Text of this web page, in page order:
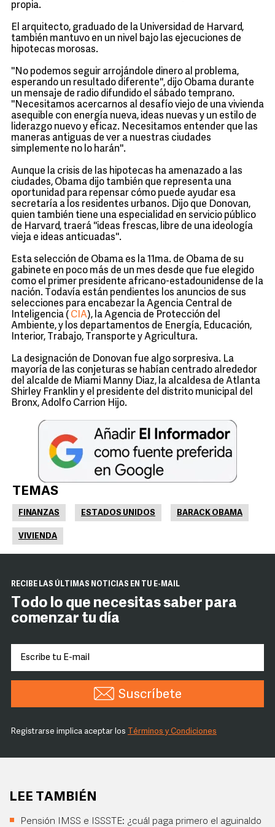
propia.
El arquitecto, graduado de la Universidad de Harvard,
también mantuvo en un nivel bajo las ejecuciones de
hipotecas morosas.
''No podemos seguir arrojándole dinero al problema,
esperando un resultado diferente'', dijo Obama durante
un mensaje de radio difundido el sábado temprano.
''Necesitamos acercarnos al desafío viejo de una vivienda
asequible con energía nueva, ideas nuevas y un estilo de
liderazgo nuevo y eficaz. Necesitamos entender que las
maneras antiguas de ver a nuestras ciudades
simplemente no lo harán''.
Aunque la crisis de las hipotecas ha amenazado a las
ciudades, Obama dijo también que representa una
oportunidad para repensar cómo puede ayudar esa
secretaría a los residentes urbanos. Dijo que Donovan,
quien también tiene una especialidad en servicio público
de Harvard, traerá ''ideas frescas, libre de una ideología
vieja e ideas anticuadas''.
Esta selección de Obama es la 11ma. de Obama de su
gabinete en poco más de un mes desde que fue elegido
como el primer presidente africano-estadounidense de la
nación. Todavía están pendientes los anuncios de sus
selecciones para encabezar la Agencia Central de
Inteligencia ( CIA), la Agencia de Protección del
Ambiente, y los departamentos de Energía, Educación,
Interior, Trabajo, Transporte y Agricultura.
La designación de Donovan fue algo sorpresiva. La
mayoría de las conjeturas se habían centrado alrededor
del alcalde de Miami Manny Diaz, la alcaldesa de Atlanta
Shirley Franklin y el presidente del distrito municipal del
Bronx, Adolfo Carrion Hijo.
TEMAS
FINANZAS ESTADOS UNIDOS BARACK OBAMA
VIVIENDA
RECIBE LAS ÚLTIMAS NOTICIAS EN TU E-MAIL
Todo lo que necesitas saber para
comenzar tu día
Suscríbete
Registrarse implica aceptar los Términos y Condiciones
LEE TAMBIÉN
Pensión IMSS e ISSSTE: ¿cuál paga primero el aguinaldo